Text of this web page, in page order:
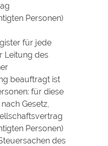
Personen)
für jede
Leitung des
beauftragt ist
für diese
Gesetz,
Personen)
des